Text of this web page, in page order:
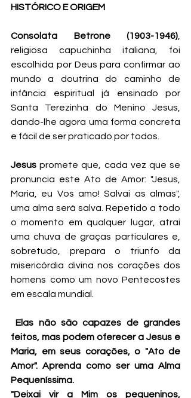
HISTÓRICO E ORIGEM
Consolata Betrone (1903-1946)
religiosa capuchinha italiana, foi
escolhida por Deus para confirmar ao
mundo a doutrina do caminho de
infância espiritual já ensinado por
Santa Terezinha do Menino Jesus,
dando-lhe agora uma forma concreta
e fácil de ser praticado por todos.
Jesus promete que, cada vez que se
pronuncia este Ato de Amor: "Jesus,
Maria, eu Vos amo! Salvai as almas",
uma alma será salva. Repetido a todo
o momento em qualquer lugar, atrai
uma chuva de graças particulares e,
sobretudo, prepara o triunfo da
misericórdia divina nos corações dos
homens como um novo Pentecostes
em escala mundial.
Elas não são capazes de grandes
feitos, mas podem oferecer a Jesus e
Maria, em seus corações, o "Ato de
Amor". Aprenda como ser uma Alma
Pequeníssima.
"Deixai vir a Mim os pequeninos,